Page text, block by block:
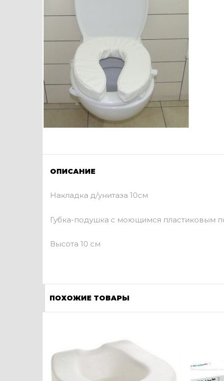
ОПИСАНИЕ
Накладка д/унитаза 10см
Губка-подушка с моющимся пластиковым
Высота 10 см
ПОХОЖИЕ ТОВАРЫ